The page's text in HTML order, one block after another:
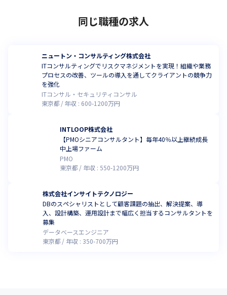
同じ職種の求人
ニュートン・コンサルティング株式会社
ITコンサルティングでリスクマネジメントを実現！組織や業務
プロセスの改善、ツールの導入を通してクライアントの競争力
を強化
ITコンサル・セキュリティコンサル
東京都
年収 : 600-1200万円
INTLOOP株式会社
【PMOシニアコンサルタント】毎年40％以上継続成長
中上場ファーム
PMO
東京都
年収 : 550-1200万円
株式会社インサイトテクノロジー
DBのスペシャリストとして顧客課題の抽出、解決提案、導
入、設計構築、運用設計まで幅広く担当するコンサルタントを
募集
データベースエンジニア
東京都
年収 : 350-700万円